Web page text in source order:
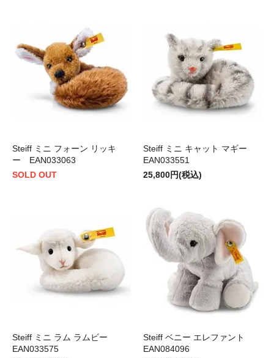
Steiff ミニ フォーン リッキ
ー EAN033063
SOLD OUT
Steiff ミニ キャット マギー
EAN033551
25,800円(税込)
Steiff ミニ ラム ラムビー
EAN033575
Steiff ベニー エレファント
EAN084096